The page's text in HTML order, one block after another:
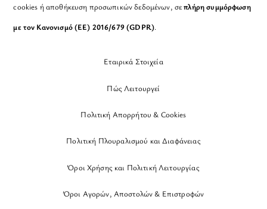
cookies ή αποθήκευση προσωπικών δεδομένων, σεπλήρη συμμόρφωση
με τον Κανονισμό (ΕΕ) 2016/679 (GDPR).
Εταιρικά Στοιχεία
Πώς Λειτουργεί
Πολιτική Απορρήτου & Cookies
Πολιτική Πλουραλισμού και Διαφάνειας
Όροι Χρήσης και Πολιτική Λειτουργίας
Όροι Αγορών, Αποστολών & Επιστροφών